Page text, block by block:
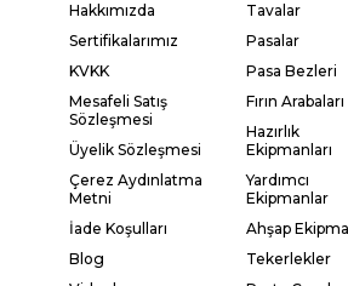
Hakkımızda
Sertifikalarımız
KVKK
Mesafeli Satış
Sözleşmesi
Üyelik Sözleşmesi
Çerez Aydınlatma
Metni
İade Koşulları
Blog
Tavalar
Pasalar
Pasa Bezleri
Fırın Arabaları
Hazırlık
Ekipmanları
Yardımcı
Ekipmanlar
Ahşap
Tekerlekler